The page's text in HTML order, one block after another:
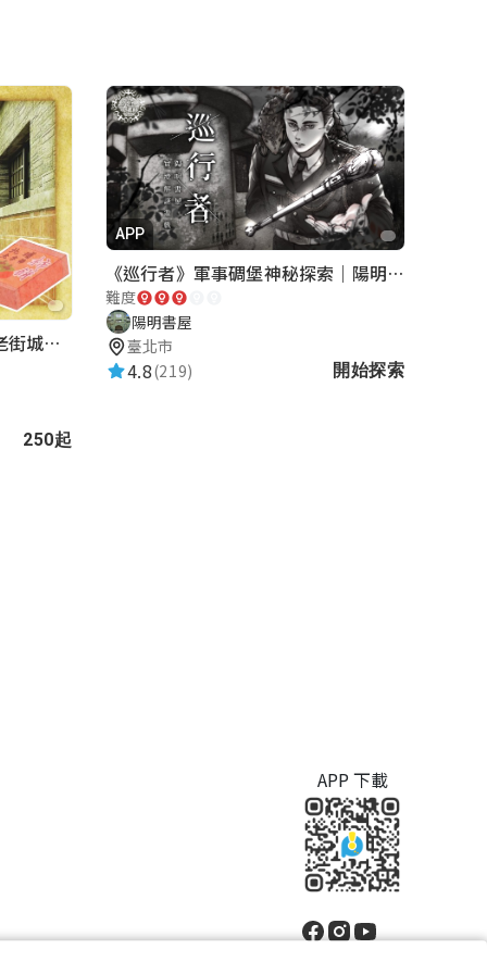
北埔老街-相片的回憶｜新竹老街城市解謎
250起
APP
《巡行者》軍事碉堡神秘探索｜陽明書屋實境遊戲
難度
陽明書屋
臺北市
4.8(219) 開始探索
APP 下載